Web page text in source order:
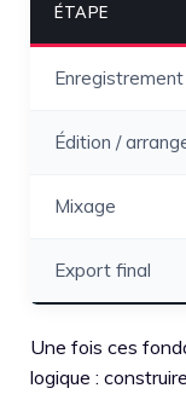
ÉTAPE
Édition /
Mixage
Export final
Une fois ces
logique :